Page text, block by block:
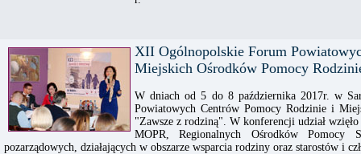
XII Ogólnopolskie Forum
Miejskich Ośrodków Pomocy
W dniach od 5 do 8 października 2017r. w
Powiatowych Centrów Pomocy Rodzinie i
"Zawsze z rodziną". W konferencji udział
MOPR, Regionalnych Ośrodków Pomocy
pozarządowych, działających w obszarze wsparcia rodziny oraz starostów i